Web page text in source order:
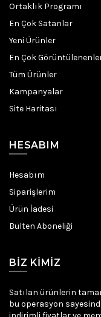
Ortaklık Programı
En Çok Satanlar
Yeni Ürünler
En Çok
Tüm Ürünler
Kampanyalar
Site Haritası
HESABIM
Hesabım
Siparişlerim
Ürün İadesi
Bülten Aboneliği
BIZ KIMIZ
Satılan ürünlerin
bu operasyon